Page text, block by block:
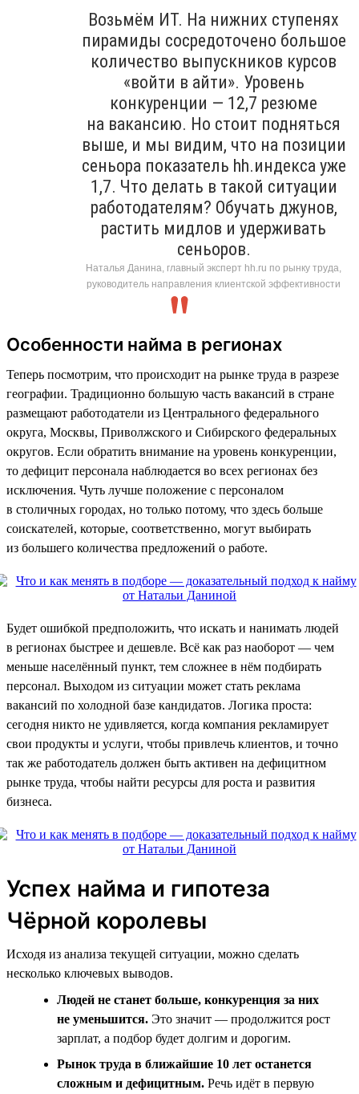
Возьмём ИТ. На нижних ступенях
пирамиды сосредоточено большое
количество выпускников курсов
«войти в айти». Уровень
конкуренции — 12,7 резюме
на вакансию. Но стоит подняться
выше, и мы видим, что на позиции
сеньора показатель hh.индекса уже
1,7. Что делать в такой ситуации
работодателям? Обучать джунов,
растить мидлов и удерживать
сеньоров.
Наталья Данина, главный эксперт hh.ru по рынку труда,
руководитель направления клиентской эффективности
Особенности найма в регионах
Теперь посмотрим, что происходит на рынке труда в разрезе
географии. Традиционно большую часть вакансий в стране
размещают работодатели из Центрального федерального
округа, Москвы, Приволжского и Сибирского федеральных
округов. Если обратить внимание на уровень конкуренции,
то дефицит персонала наблюдается во всех регионах без
исключения. Чуть лучше положение с персоналом
в столичных городах, но только потому, что здесь больше
соискателей, которые, соответственно, могут выбирать
из большего количества предложений о работе.
Будет ошибкой предположить, что искать и нанимать людей
в регионах быстрее и дешевле. Всё как раз наоборот — чем
меньше населённый пункт, тем сложнее в нём подбирать
персонал. Выходом из ситуации может стать реклама
вакансий по холодной базе кандидатов. Логика проста:
сегодня никто не удивляется, когда компания рекламирует
свои продукты и услуги, чтобы привлечь клиентов, и точно
так же работодатель должен быть активен на дефицитном
рынке труда, чтобы найти ресурсы для роста и развития
бизнеса.
Успех найма и гипотеза
Чёрной королевы
Исходя из анализа текущей ситуации, можно сделать
несколько ключевых выводов.
Людей не станет больше, конкуренция за них
не уменьшится. Это значит — продолжится рост
зарплат, а подбор будет долгим и дорогим.
Рынок труда в ближайшие 10 лет останется
сложным и дефицитным. Речь идёт в первую